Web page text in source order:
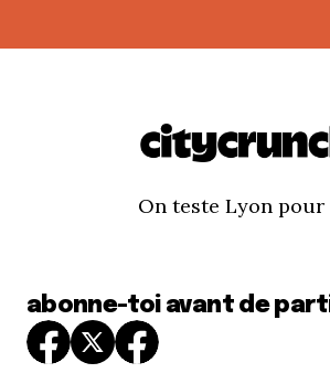
On teste Lyon
abonne-toi avant de